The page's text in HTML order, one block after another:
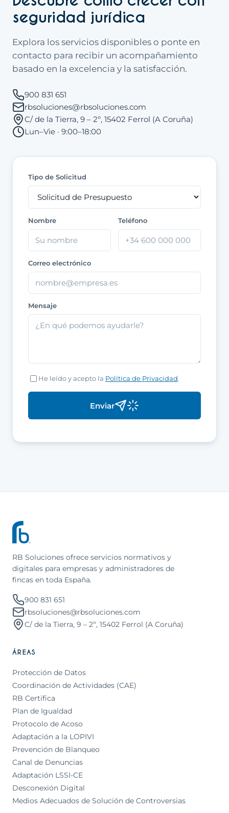
seguridad jurídica
Explora los servicios disponibles o ponte en
contacto para recibir un acompañamiento
basado en la excelencia y la satisfacción.
900 831 651
rbsoluciones@rbsoluciones.com
C/ de la Tierra, 9 – 2º, 15402 Ferrol (A Coruña)
Lun–Vie · 9:00–18:00
Tipo de Solicitud
Nombre Teléfono
Correo electrónico
Mensaje
He leído y acepto la Política de Privacidad.
Enviar
RB Soluciones ofrece servicios normativos y
digitales para empresas y administradores de
fincas en toda España.
900 831 651
rbsoluciones@rbsoluciones.com
C/ de la Tierra, 9 – 2º, 15402 Ferrol (A Coruña)
ÁREAS
Protección de Datos
Coordinación de Actividades (CAE)
RB Certifica
Plan de Igualdad
Protocolo de Acoso
Adaptación a la LOPIVI
Prevención de Blanqueo
Canal de Denuncias
Adaptación LSSI-CE
Desconexión Digital
Medios Adecuados de Solución de Controversias